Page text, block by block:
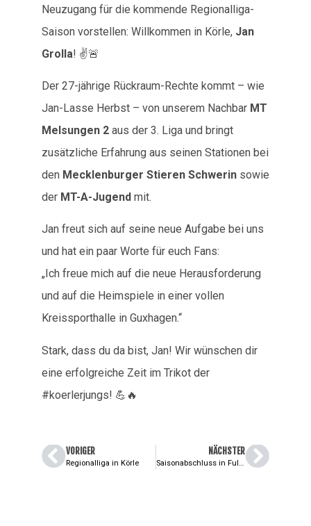
Neuzugang für die kommende Regionalliga-
Saison vorstellen: Willkommen in Körle, Jan
Grolla! ✌️🚨
Der 27-jährige Rückraum-Rechte kommt – wie
Jan-Lasse Herbst – von unserem Nachbar MT
Melsungen 2 aus der 3. Liga und bringt
zusätzliche Erfahrung aus seinen Stationen bei
den Mecklenburger Stieren Schwerin sowie
der MT-A-Jugend mit.
Jan freut sich auf seine neue Aufgabe bei uns
und hat ein paar Worte für euch Fans:
„Ich freue mich auf die neue Herausforderung
und auf die Heimspiele in einer vollen
Kreissporthalle in Guxhagen.“
Stark, dass du da bist, Jan! Wir wünschen dir
eine erfolgreiche Zeit im Trikot der
#koerlerjungs! 💪🔥
VORIGER
Regionalliga in Körle
NÄCHSTER
Saisonabschluss in Fuldatal